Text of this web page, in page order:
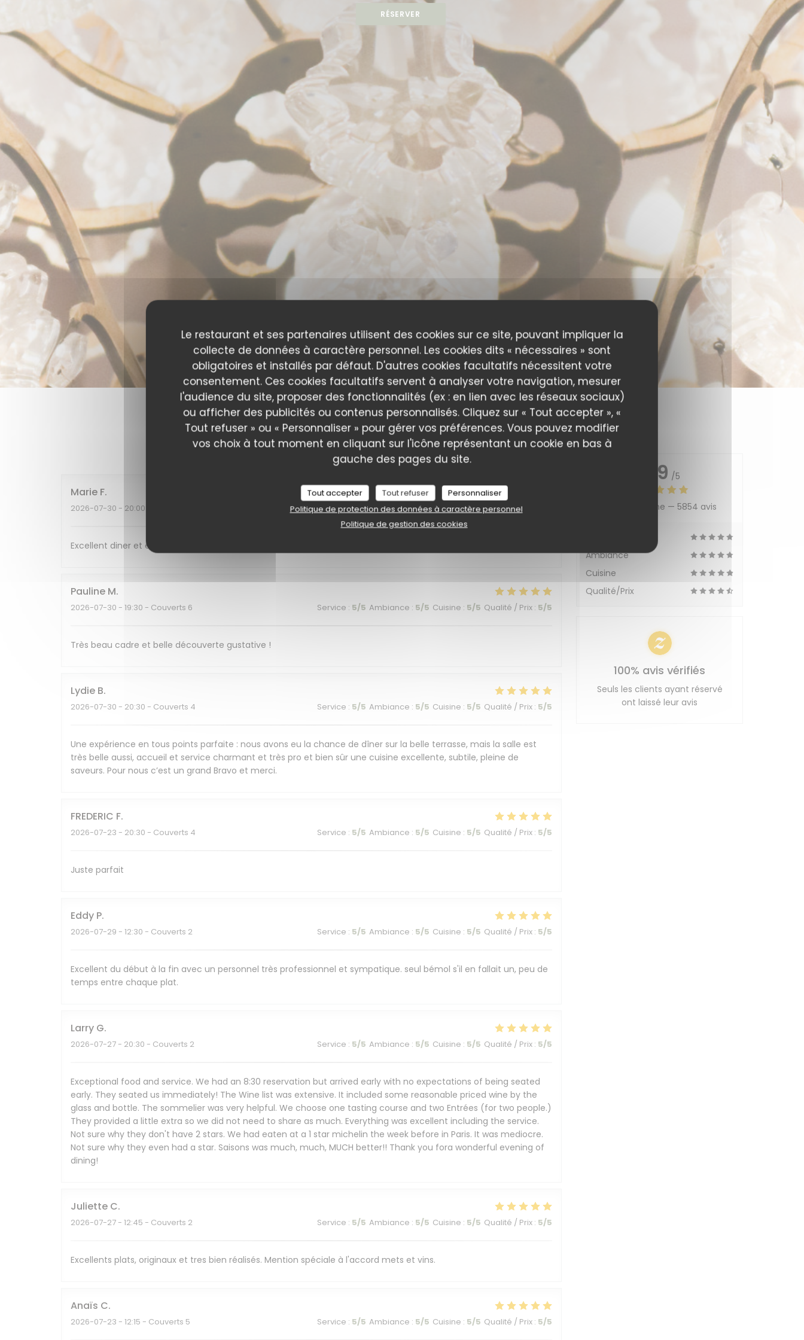
Le restaurant et ses partenaires utilisent des cookies sur ce site, pouvant impliquer la
collecte de données à caractère personnel. Les cookies dits « nécessaires » sont
obligatoires et installés par défaut. D'autres cookies facultatifs nécessitent votre
consentement. Ces cookies facultatifs servent à analyser votre navigation, mesurer
l'audience du site, proposer des fonctionnalités (ex : en lien avec les réseaux sociaux)
ou afficher des publicités ou contenus personnalisés. Cliquez sur « Tout accepter », «
Tout refuser » ou « Personnaliser » pour gérer vos préférences. Vous pouvez modifier
vos choix à tout moment en cliquant sur l'icône représentant un cookie en bas à
gauche des pages du site.
Tout accepter Tout refuser
Personnaliser
Politique de protection des données à caractère personnel
Politique de gestion des cookies
RÉSERVER
Les avis de nos clients
Marie F
2026-07-30 - 20:00 - Couverts 2 Service:5/5 Ambiance:5/5 Cuisine:5/5 Qualité / Prix
Excellent diner et excellente soirée, nous recommandons cet endroit plein de charme et de saveurs.
Pauline M
2026-07-30 - 19:30 - Couverts 6 Service : 5/5 Ambiance : 5/5 Cuisine : 5/5 Qualité / Prix : 5/5
Très beau cadre et belle découverte gustative !
Lydie B
2026-07-30 - 20:30 - Couverts 4 Service : 5/5 Ambiance : 5/5 Cuisine : 5/5 Qualité / Prix : 5/5
Une expérience en tous points parfaite : nous avons eu la chance de dîner sur la belle terrasse, mais la salle est
très belle aussi, accueil et service charmant et très pro et bien sûr une cuisine excellente, subtile, pleine de
saveurs. Pour nous c’est un grand Bravo et merci.
FREDERIC F
2026-07-23 - 20:30 - Couverts 4 Service : 5/5 Ambiance : 5/5 Cuisine : 5/5 Qualité / Prix : 5/5
Juste parfait
Eddy P
2026-07-29 - 12:30 - Couverts 2 Service : 5/5 Ambiance : 5/5 Cuisine : 5/5 Qualité / Prix : 5/5
Excellent du début à la fin avec un personnel très professionnel et sympatique. seul bémol s'il en fallait un, peu de
temps entre chaque plat.
Larry G
2026-07-27 - 20:30 - Couverts 2 Service : 5/5 Ambiance : 5/5 Cuisine : 5/5 Qualité / Prix : 5/5
Exceptional food and service. We had an 8:30 reservation but arrived early with no expectations of being seated
early. They seated us immediately! The Wine list was extensive. It included some reasonable priced wine by the
glass and bottle. The sommelier was very helpful. We choose one tasting course and two Entrées (for two people.)
They provided a little extra so we did not need to share as much. Everything was excellent including the service.
Not sure why they don't have 2 stars. We had eaten at a 1 star michelin the week before in Paris. It was mediocre.
Not sure why they even had a star. Saisons was much, much, MUCH better!! Thank you fora wonderful evening of
dining!
Juliette C
2026-07-27 - 12:45 - Couverts 2 Service : 5/5 Ambiance : 5/5 Cuisine : 5/5 Qualité / Prix : 5/5
Excellents plats, originaux et tres bien réalisés. Mention spéciale à l'accord mets et vins.
Anaïs C
2026-07-23 - 12:15 - Couverts 5 Service : 5/5 Ambiance : 5/5 Cuisine : 5/5 Qualité / Prix : 5/5
4.9 /5
Note moyenne — 5854 avis
Ambiance
Cuisine
Qualité/Prix
100% avis vérifiés
Seuls les clients ayant réservé
ont laissé leur avis